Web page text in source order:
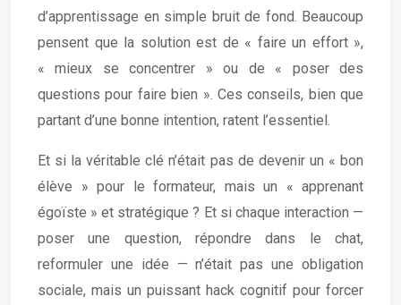
d’apprentissage en simple bruit de fond. Beaucoup
pensent que la solution est de « faire un effort »,
« mieux se concentrer » ou de « poser des
questions pour faire bien ». Ces conseils, bien que
partant d’une bonne intention, ratent l’essentiel.
Et si la véritable clé n’était pas de devenir un « bon
élève » pour le formateur, mais un « apprenant
égoïste » et stratégique ? Et si chaque interaction —
poser une question, répondre dans le chat,
reformuler une idée — n’était pas une obligation
sociale, mais un puissant hack cognitif pour forcer